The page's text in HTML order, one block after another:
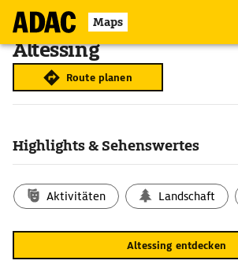
Maps
Altessing
Route planen
Highlights & Sehenswertes
Aktivitäten Landschaft
Altessing entdecken